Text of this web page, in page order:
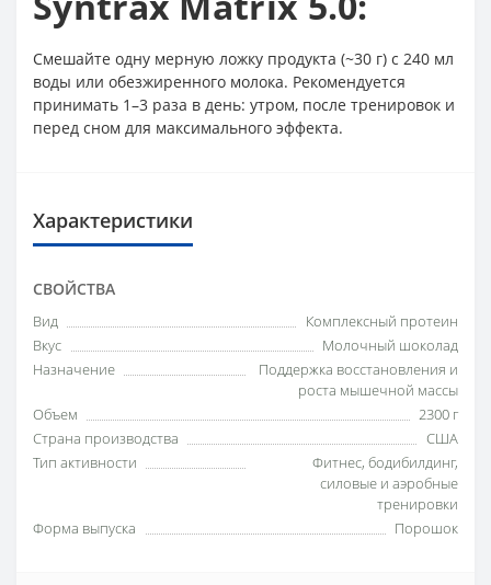
Смешайте одну мерную ложку продукта (~30 г) с 240 мл
воды или обезжиренного молока. Рекомендуется
принимать 1–3 раза в день: утром, после тренировок и
перед сном для максимального эффекта.
Характеристики
СВОЙСТВА
Вид
Комплексный протеин
Вкус
Молочный шоколад
Назначение
Поддержка восстановления и
роста мышечной массы
Объем
2300 г
Страна производства
США
Тип активности
Фитнес, бодибилдинг,
силовые и аэробные
тренировки
Форма выпуска
Порошок